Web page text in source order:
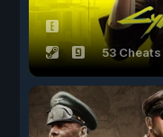
53 Cheats